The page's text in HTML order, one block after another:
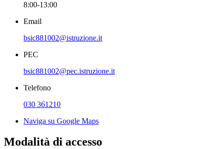
8:00-13:00
Email
bsic881002@istruzione.it
PEC
bsic881002@pec.istruzione.it
Telefono
030 361210
Naviga su Google Maps
Modalità di accesso